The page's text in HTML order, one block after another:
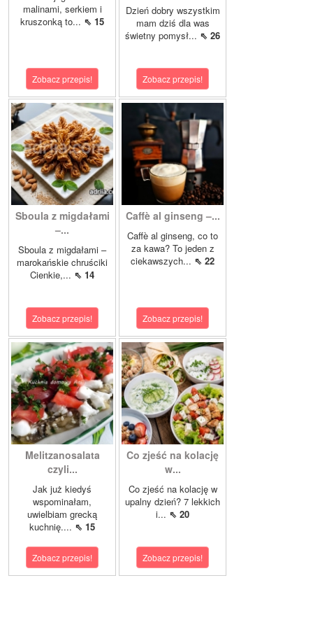
malinami, serkiem i
kruszonką to... ⇖ 15
Zobacz przepis!
Dzień dobry wszystkim
mam dziś dla was
świetny pomysł... ⇖ 26
Zobacz przepis!
Sboula z migdałami
–...
Sboula z migdałami –
marokańskie chruściki
Cienkie,... ⇖ 14
Zobacz przepis!
Caffè al ginseng –...
Caffè al ginseng, co to
za kawa? To jeden z
ciekawszych... ⇖ 22
Zobacz przepis!
Melitzanosalata
czyli...
Jak już kiedyś
wspominałam,
uwielbiam grecką
kuchnię.... ⇖ 15
Zobacz przepis!
Co zjeść na kolację
w...
Co zjeść na kolację w
upalny dzień? 7 lekkich
i... ⇖ 20
Zobacz przepis!